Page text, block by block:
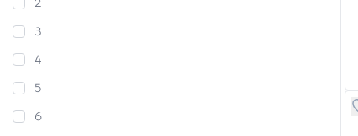
2
3
4
5
6